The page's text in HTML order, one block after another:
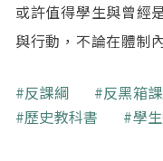
或許值得學生與曾經
與行動，不論在體制
關鍵字
反課綱 反黑箱
歷史教科書
學